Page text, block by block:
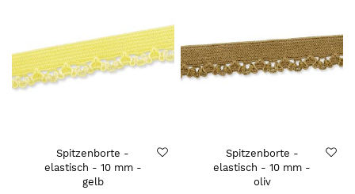
Spitzenborte -
elastisch - 10 mm -
gelb
Spitzenborte -
elastisch - 10 mm -
oliv